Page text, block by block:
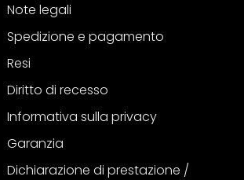
Note legali
Spedizione e pagamento
Resi
Diritto di recesso
Informativa sulla privacy
Garanzia
Dichiarazione di prestazione /